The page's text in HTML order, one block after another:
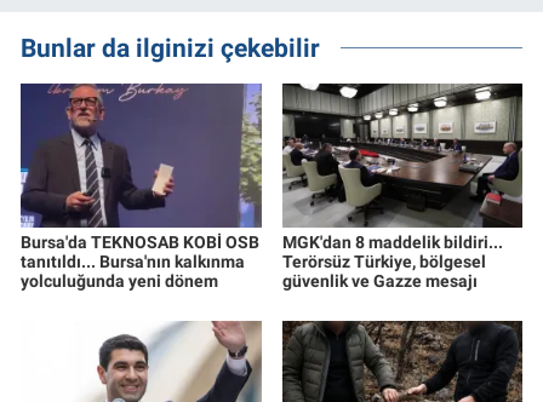
Bunlar da ilginizi çekebilir
Bursa'da TEKNOSAB KOBİ OSB
tanıtıldı... Bursa'nın kalkınma
yolculuğunda yeni dönem
MGK'dan 8 maddelik bildiri...
Terörsüz Türkiye, bölgesel
güvenlik ve Gazze mesajı